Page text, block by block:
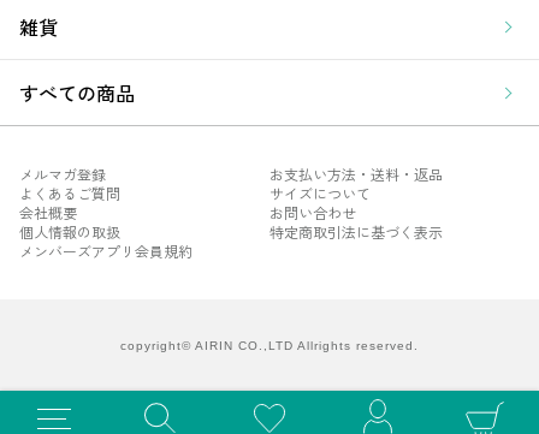
雑貨
すべての商品
メルマガ登録
お支払い方法・送料・返品
よくあるご質問
サイズについて
会社概要
お問い合わせ
個人情報の取扱
特定商取引法に基づく表示
メンバーズアプリ会員規約
copyright© AIRIN CO.,LTD Allrights reserved.